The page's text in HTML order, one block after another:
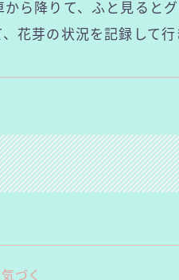
ら降りて、ふと見ると
花芽の状況を記録して
づく